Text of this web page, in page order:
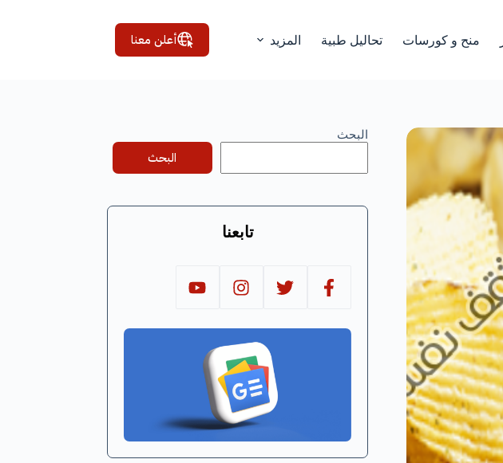
منح و كورسات تحاليل طبية المزيد أعلن معنا
البحث
البحث
تابعنا